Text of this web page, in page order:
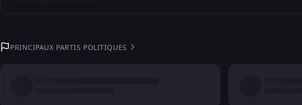
PRINCIPAUX PARTIS POLITIQUES